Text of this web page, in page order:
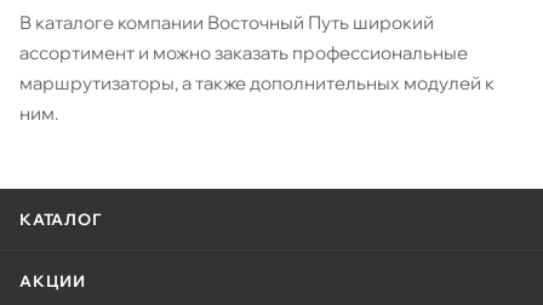
В каталоге компании Восточный Путь широкий
ассортимент и можно заказать профессиональные
маршрутизаторы, а также дополнительных модулей к
ним.
КАТАЛОГ
АКЦИИ